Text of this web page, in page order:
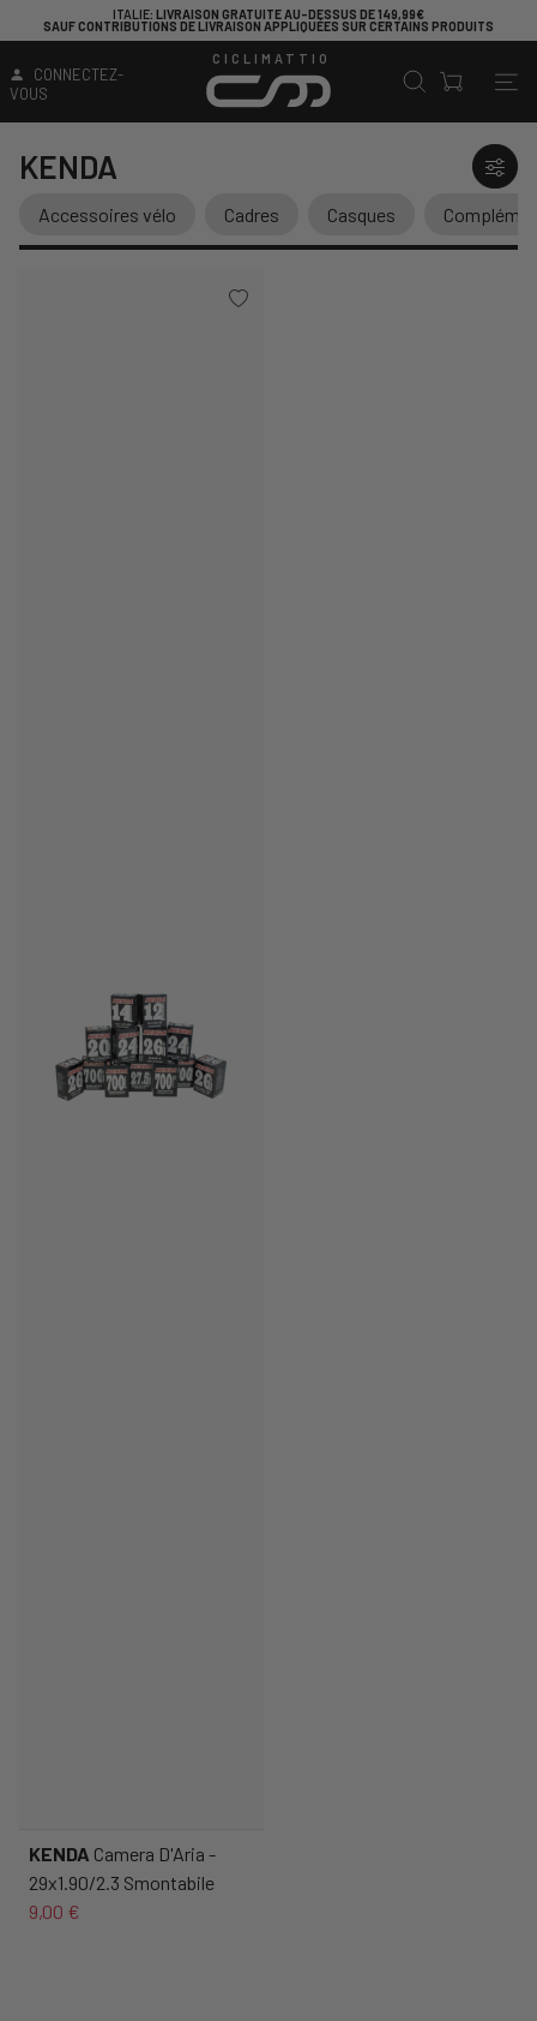
ITALIE: LIVRAISON GRATUITE AU-DESSUS DE 149,99€
SAUF CONTRIBUTIONS DE LIVRAISON APPLIQUÉES SUR CERTAINS PRODUITS
CONNECTEZ-
VOUS
CICLIMATTIO
KENDA
Accessoires vélo Cadres Casques
KENDA Camera D'Aria -
29x1.90/2.3 Smontabile
9,00 €